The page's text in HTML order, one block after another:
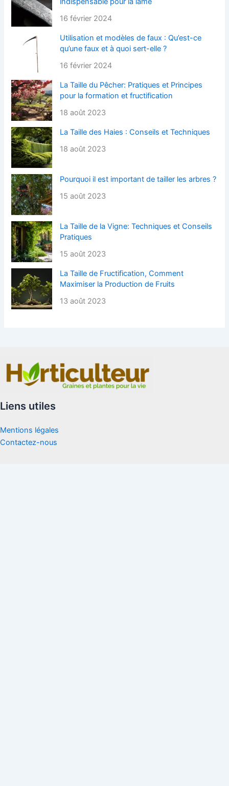
16 février 2024
Utilisation et modèles de faux : Qu’est-ce
qu’une faux et à quoi sert-elle ?
16 février 2024
La Taille du Pêcher: Pratiques et Principes
pour la formation et fructification
18 août 2023
La Taille des Haies : Conseils et Techniques
18 août 2023
Pourquoi il est important de tailler les arbres ?
15 août 2023
La Taille de la Vigne: Techniques et Conseils
Pratiques
15 août 2023
La Taille de Fructification, Comment
Maximiser la Production de Fruits
13 août 2023
Liens utiles
Mentions légales
Contactez-nous